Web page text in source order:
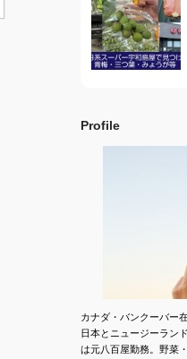
Profile
カナダ・バンクーバー
日本とニュージーラン
は元八百屋勤務。野菜